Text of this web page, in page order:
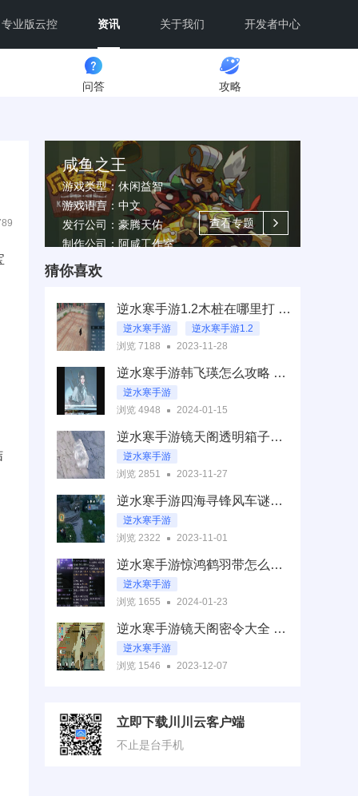
专业版云控 资讯 关于我们 开发者中心
问答 攻略
咸鱼之王
游戏类型：休闲益智
游戏语言：中文
发行公司：豪腾天佑
制作公司：阿咸工作室
查看专题
猜你喜欢
逆水寒手游1.2木桩在哪里打 1.2木桩最高秒伤打法
逆水寒手游
逆水寒手游1.2
逆水寒手游1.2木桩在哪里打
浏览 7188 2023-11-28
逆水寒手游韩飞瑛怎么攻略 韩飞瑛奇遇任务做法一览
逆水寒手游
逆水寒手游韩飞瑛
逆水寒手游韩飞瑛怎么攻略
浏览 4948 2024-01-15
逆水寒手游镜天阁透明箱子怎么开 透明宝箱密码一览
逆水寒手游
逆水寒手游镜天阁
逆水寒手游镜天阁透明箱子怎么开
浏览 2851 2023-11-27
逆水寒手游四海寻锋风车谜题攻略 四海寻锋任务流程
逆水寒手游
逆水寒手游四海寻锋
逆水寒手游四海寻锋风车谜题攻略
浏览 2322 2023-11-01
逆水寒手游惊鸿鹤羽带怎么拿 谪仙惊涛掉落独珍一览
逆水寒手游
逆水寒手游惊鸿鹤羽带
逆水寒手游惊鸿鹤羽带怎么拿
浏览 1655 2024-01-23
逆水寒手游镜天阁密令大全 镜天阁禁阁456机制一览
逆水寒手游
镜天阁禁阁456机制
浏览 1546 2023-12-07
立即下载川川云客户端
不止是台手机